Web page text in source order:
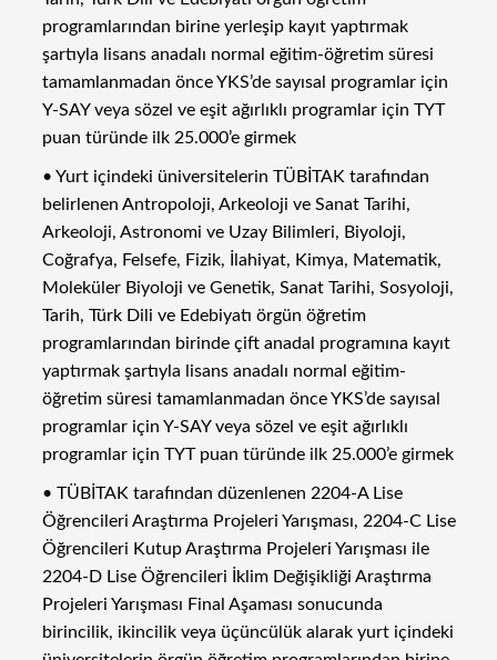
programlarından birine yerleşip kayıt yaptırmak
şartıyla lisans anadalı normal eğitim-öğretim süresi
tamamlanmadan önce YKS’de sayısal programlar için
Y-SAY veya sözel ve eşit ağırlıklı programlar için TYT
puan türünde ilk 25.000’e girmek
• Yurt içindeki üniversitelerin TÜBİTAK tarafından
belirlenen Antropoloji, Arkeoloji ve Sanat Tarihi,
Arkeoloji, Astronomi ve Uzay Bilimleri, Biyoloji,
Coğrafya, Felsefe, Fizik, İlahiyat, Kimya, Matematik,
Moleküler Biyoloji ve Genetik, Sanat Tarihi, Sosyoloji,
Tarih, Türk Dili ve Edebiyatı örgün öğretim
programlarından birinde çift anadal programına kayıt
yaptırmak şartıyla lisans anadalı normal eğitim-
öğretim süresi tamamlanmadan önce YKS’de sayısal
programlar için Y-SAY veya sözel ve eşit ağırlıklı
programlar için TYT puan türünde ilk 25.000’e girmek
• TÜBİTAK tarafından düzenlenen 2204-A Lise
Öğrencileri Araştırma Projeleri Yarışması, 2204-C Lise
Öğrencileri Kutup Araştırma Projeleri Yarışması ile
2204-D Lise Öğrencileri İklim Değişikliği Araştırma
Projeleri Yarışması Final Aşaması sonucunda
birincilik, ikincilik veya üçüncülük alarak yurt içindeki